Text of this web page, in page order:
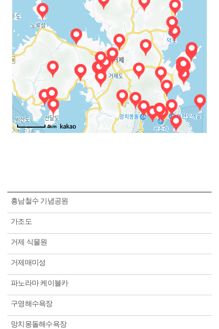
4km
흥남철수 기념공원
가조도
거제 식물원
거제매미성
파노라마 케이블카
구영해수욕장
망치몽돌해수욕장